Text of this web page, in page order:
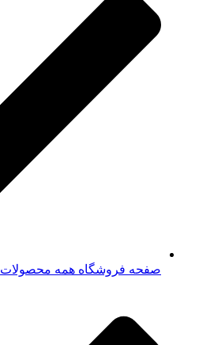
صفحه فروشگاه همه محصولات​